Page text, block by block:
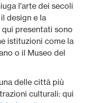
l'arte dei secoli
design e la
presentati sono
istituzioni come la
o il Museo del
delle città più
culturali: qui